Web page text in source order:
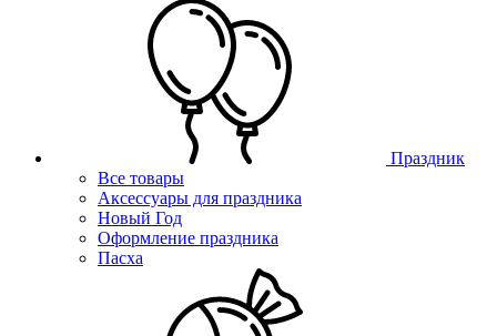
Праздник
Все товары
Аксессуары для праздника
Новый Год
Оформление праздника
Пасха